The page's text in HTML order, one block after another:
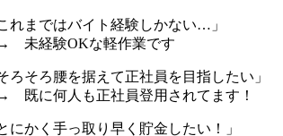
これまではバイト経験しかない…」
経験OKな軽作業です
ろそろ腰を据えて正社員を目指したい」
に何人も正社員登用されてます！
にかく手っ取り早く貯金したい！」